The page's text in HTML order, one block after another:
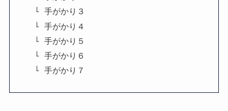
手がかり３
手がかり４
手がかり５
手がかり６
手がかり７